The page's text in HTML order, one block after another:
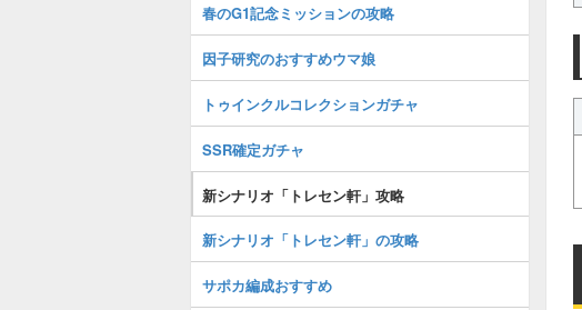
春のG1記念ミッションの攻略
因子研究のおすすめウマ娘
トゥインクルコレクションガチャ
SSR確定ガチャ
新シナリオ「トレセン軒」攻略
新シナリオ「トレセン軒」の攻略
サポカ編成おすすめ